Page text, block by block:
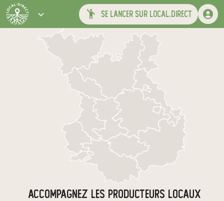
se lancer sur local.direct
ACCOMPAGNEZ LES PRODUCTEURS LOCAUX